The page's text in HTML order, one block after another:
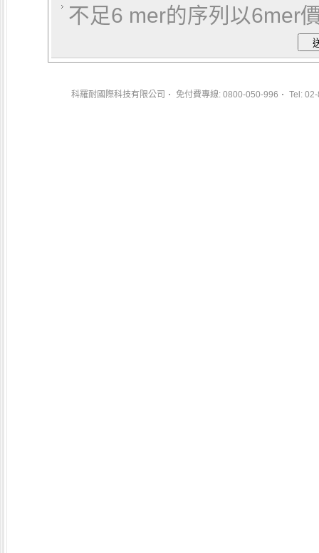
不足6 mer的序列以6mer
科羅耐國際科技有限公司 免付費專線: 0800-050-996 Tel: